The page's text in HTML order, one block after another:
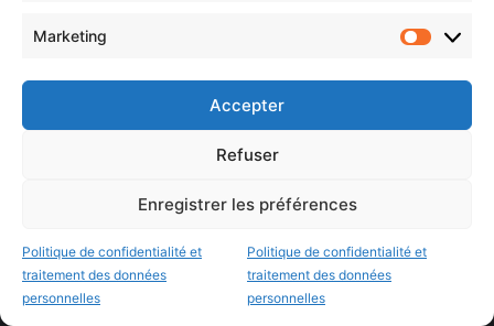
Marketing
Accepter
Refuser
Enregistrer les préférences
Politique de confidentialité et
traitement des données
personnelles
Politique de confidentialité et
traitement des données
personnelles
Dossiers à la Une
Résultats des élections municipales 2026 (Metz, Moselle,
Newsletter gratuite